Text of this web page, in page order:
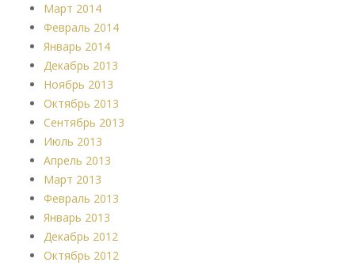
Март 2014
Февраль 2014
Январь 2014
Декабрь 2013
Ноябрь 2013
Октябрь 2013
Сентябрь 2013
Июль 2013
Апрель 2013
Март 2013
Февраль 2013
Январь 2013
Декабрь 2012
Октябрь 2012